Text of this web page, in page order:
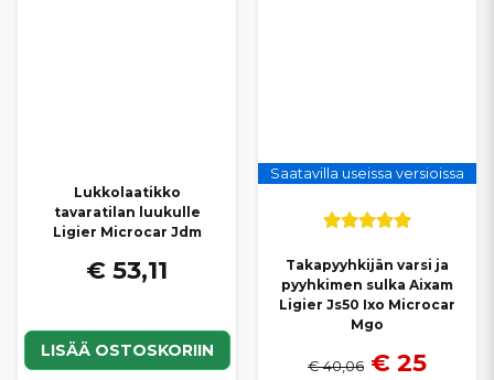
Lukkolaatikko
tavaratilan luukulle
Ligier Microcar Jdm
€ 53,11
LISÄÄ OSTOSKORIIN
Saatavilla useissa versioissa
Takapyyhkijän varsi ja
pyyhkimen sulka Aixam
Ligier Js50 Ixo Microcar
Mgo
€ 40,06 € 25